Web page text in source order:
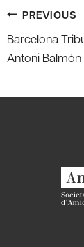
Post
PREVIOUS
Barcelona
Antoni Balmón